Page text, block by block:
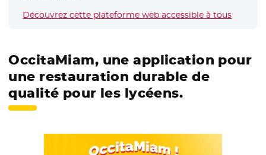
Découvrez cette plateforme web accessible à tous
OccitaMiam, une application pour
une restauration durable de
qualité pour les lycéens.